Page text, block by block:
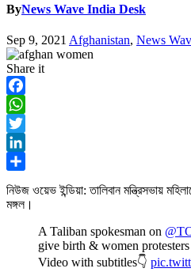
ByNews Wave India Desk
Sep 9, 2021 Afghanistan, News
Share it
Facebook
WhatsApp
Twitter
LinkedIn
নিউজ ওয়েভ ইন্ডিয়া: তালিবান মন্ত্রিসভায়
মঙ্গল।
A Taliban spokesman on
give birth & women
Video with subtitles👇